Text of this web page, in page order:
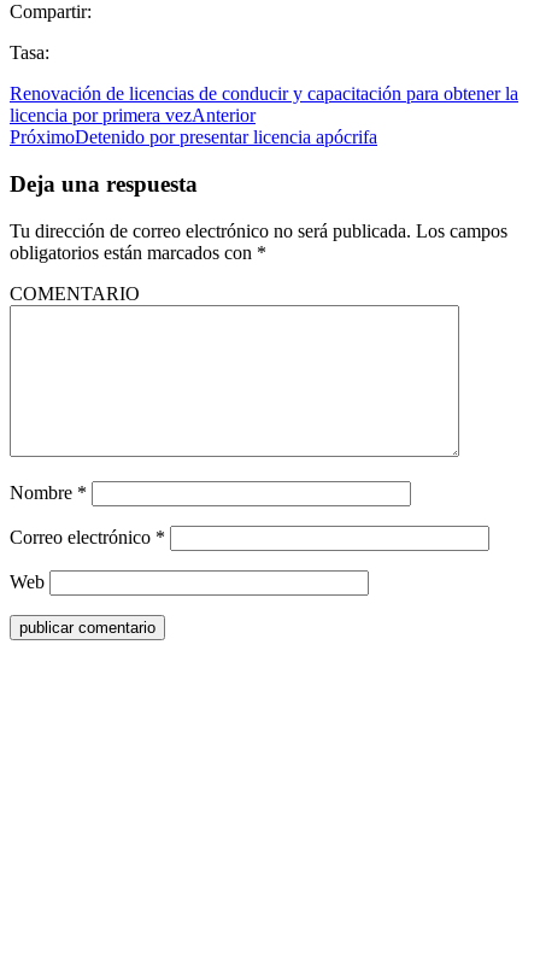
Compartir:
Tasa:
Renovación de licencias de conducir y capacitación para obtener la
licencia por primera vezAnterior
PróximoDetenido por presentar licencia apócrifa
Deja una respuesta
Tu dirección de correo electrónico no será publicada. Los campos
obligatorios están marcados con *
COMENTARIO
Nombre *
Correo electrónico *
Web